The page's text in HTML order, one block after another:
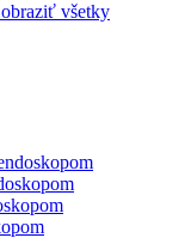
všetky